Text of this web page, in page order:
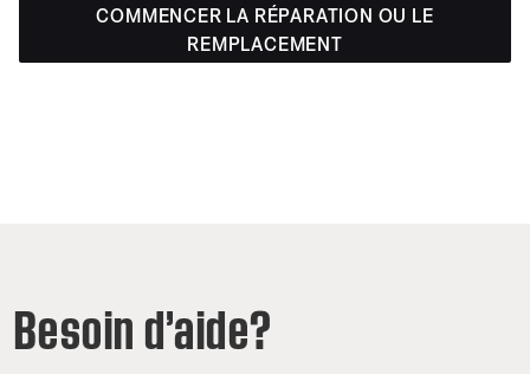
COMMENCER LA RÉPARATION OU LE
REMPLACEMENT
Besoin d’aide?